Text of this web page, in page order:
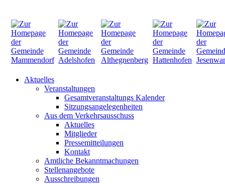
Aktuelles
Veranstaltungen
Gesamtveranstaltungs Kalender
Sitzungsangelegenheiten
Aus dem Verkehrsausschuss
Aktuelles
Mitglieder
Pressemitteilungen
Kontakt
Amtliche Bekanntmachungen
Stellenangebote
Ausschreibungen